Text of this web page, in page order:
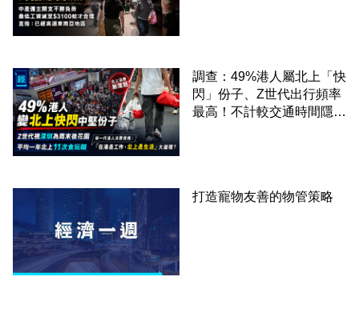
調查：49%港人屬北上「快
閃」份子、Z世代出行頻率
最高！不計較交通時間隱形
打造寵物友善的物管策略